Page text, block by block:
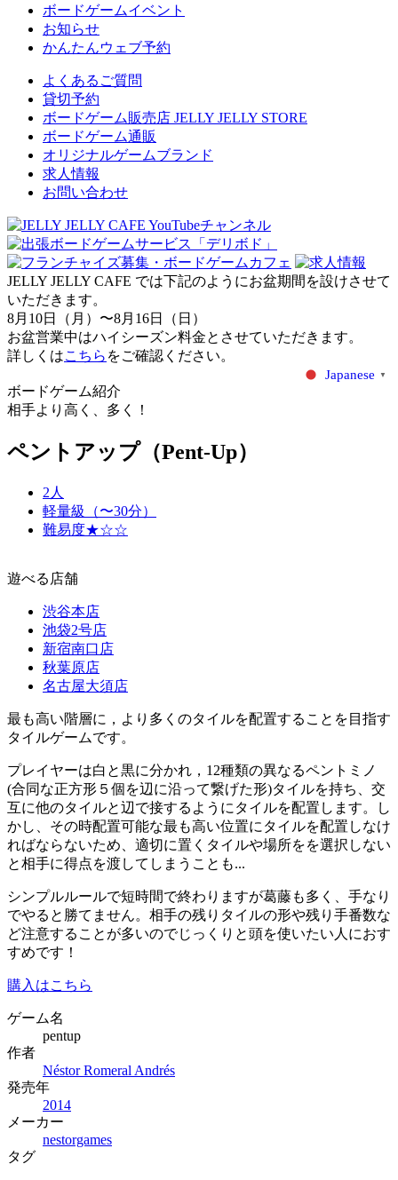
ボードゲームイベント
お知らせ
かんたんウェブ予約
よくあるご質問
貸切予約
ボードゲーム販売店 JELLY JELLY STORE
ボードゲーム通販
オリジナルゲームブランド
求人情報
お問い合わせ
JELLY JELLY CAFE では下記のようにお盆期間を設けさせて
いただきます。
8月10日（月）〜8月16日（日）
お盆営業中はハイシーズン料金とさせていただきます。
詳しくはこちら をご確認ください。
Japanese ▼
ボードゲーム紹介
相手より高く、多く！
ペントアップ（Pent-Up）
2人
軽量級（〜30分）
難易度★☆☆
遊べる店舗
渋谷本店
池袋2号店
新宿南口店
秋葉原店
名古屋大須店
最も高い階層に，より多くのタイルを配置することを目指す
タイルゲームです。
プレイヤーは白と黒に分かれ，12種類の異なるペントミノ
(合同な正方形５個を辺に沿って繋げた形)タイルを持ち、交
互に他のタイルと辺で接するようにタイルを配置します。し
かし、その時配置可能な最も高い位置にタイルを配置しなけ
ればならないため、適切に置くタイルや場所をを選択しない
と相手に得点を渡してしまうことも...
シンプルルールで短時間で終わりますが葛藤も多く、手なり
でやると勝てません。相手の残りタイルの形や残り手番数な
ど注意することが多いのでじっくりと頭を使いたい人におす
すめです！
購入はこちら
ゲーム名
pentup
作者
Néstor Romeral Andrés
発売年
2014
メーカー
nestorgames
タグ